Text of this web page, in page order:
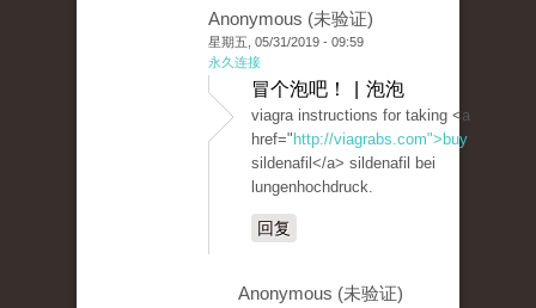
Anonymous (未验证)
星期五, 05/31/2019 - 09:59
永久连接
冒个泡吧！ | 泡泡
viagra instructions for taking <a
href=" http://viagrabs.com">buy
sildenafil</a> sildenafil bei
lungenhochdruck.
回复
Anonymous (未验证)